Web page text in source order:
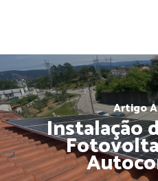
Artigo
Instalação